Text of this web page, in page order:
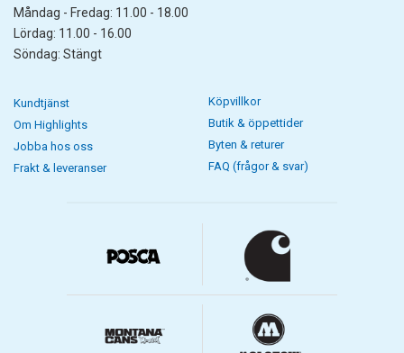
Måndag - Fredag: 11.00 - 18.00
Lördag: 11.00 - 16.00
Söndag: Stängt
Kundtjänst
Om Highlights
Jobba hos oss
Frakt & leveranser
Köpvillkor
Butik & öppettider
Byten & returer
FAQ (frågor & svar)